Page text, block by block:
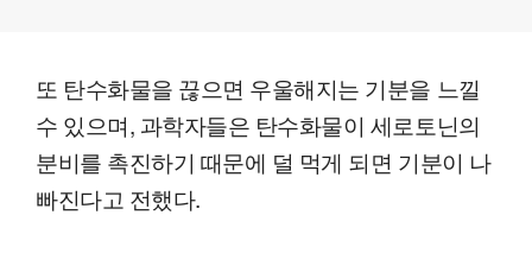
또 탄수화물을 끊으면 우울해지는 기분을 느낄
수 있으며, 과학자들은 탄수화물이 세로토닌의
분비를 촉진하기 때문에 덜 먹게 되면 기분이 나
빠진다고 전했다.